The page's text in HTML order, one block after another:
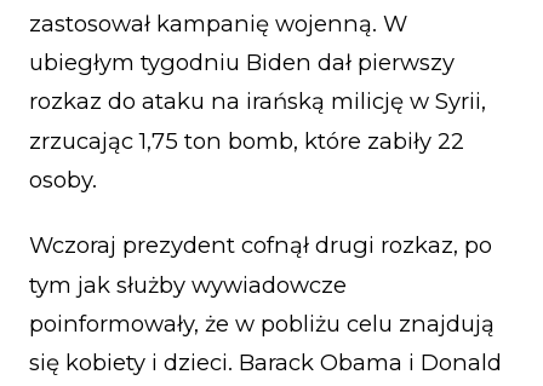
zastosował kampanię wojenną. W
ubiegłym tygodniu Biden dał pierwszy
rozkaz do ataku na irańską milicję w Syrii,
zrzucając 1,75 ton bomb, które zabiły 22
osoby.
Wczoraj prezydent cofnął drugi rozkaz, po
tym jak służby wywiadowcze
poinformowały, że w pobliżu celu znajdują
się kobiety i dzieci. Barack Obama i Donald